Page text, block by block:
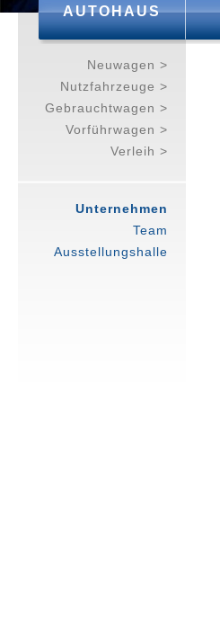
Neuwagen >
Nutzfahrzeuge >
Gebrauchtwagen >
Vorführwagen >
Verleih >
Unternehmen
Team
Ausstellungshalle
AUTOHAUS